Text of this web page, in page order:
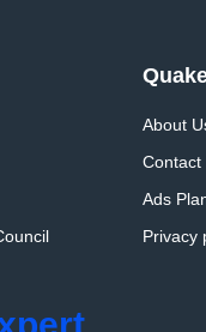
About
Contact
Ads
Privacy